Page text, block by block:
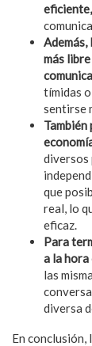
eficiente,
más
tímidas
sentirse
diversos
que
real, lo
eficaz.
Para
a la
las
diversa
En conclusión,